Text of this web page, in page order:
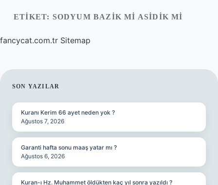
Yasal Uyarı
Hakkımızda
ETIKET: SODYUM BAZIK MI ASIDIK MI
fancycat.com.tr Sitemap
SIDEBAR
SON YAZILAR
Kuranı Kerim 66 ayet neden yok ?
Ağustos 7, 2026
Garanti hafta sonu maaş yatar mı ?
Ağustos 6, 2026
Kuran-ı Hz. Muhammet öldükten kaç yıl sonra yazıldı ?